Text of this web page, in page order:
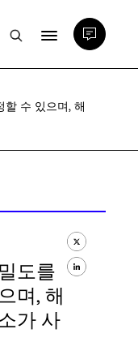
할 수 있으며, 해
도를
며, 해
가 사